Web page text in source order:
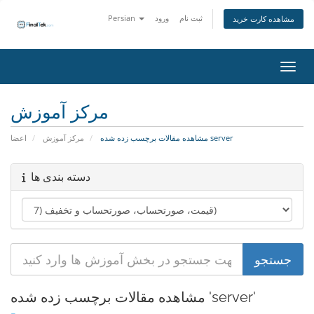
Persian ورود ثبت نام مشاهده کارت خرید
مرکز آموزش
اعضا مرکز آموزش مشاهده مقالات برچسب زده شده server
دسته بندی ها
مشاهده مقالات برچسب زده شده 'server'